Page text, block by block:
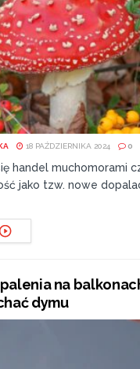
18 PAŹDZIERNIKA 2024 0
handel muchomorami
jako tzw. nowe
na
dymu